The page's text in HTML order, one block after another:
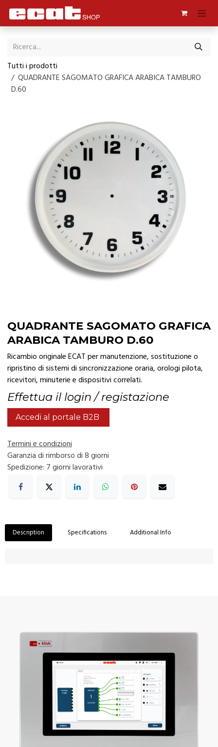
Passa al contenuto
Tutti i prodotti
QUADRANTE SAGOMATO GRAFICA ARABICA TAMBURO
D.60
QUADRANTE SAGOMATO GRAFICA
ARABICA TAMBURO D.60
Ricambio originale ECAT per manutenzione, sostituzione o
ripristino di sistemi di sincronizzazione oraria, orologi pilota,
ricevitori, minuterie e dispositivi correlati.
Effettua il login / registazione
Accedi al portale B2B
Termini e condizioni
Garanzia di rimborso di 8 giorni
Spedizione: 7 giorni lavorativi
Description Specifications Additional Info